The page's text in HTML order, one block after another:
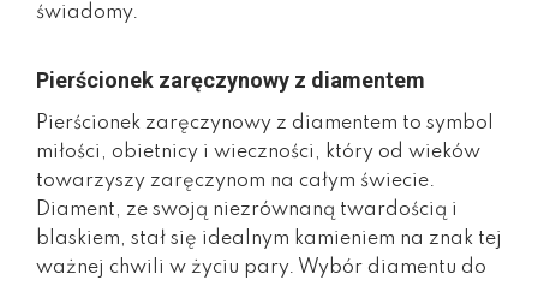
świadomy.
Pierścionek zaręczynowy z diamentem
Pierścionek zaręczynowy z diamentem to symbol
miłości, obietnicy i wieczności, który od wieków
towarzyszy zaręczynom na całym świecie.
Diament, ze swoją niezrównaną twardością i
blaskiem, stał się idealnym kamieniem na znak tej
ważnej chwili w życiu pary. Wybór diamentu do